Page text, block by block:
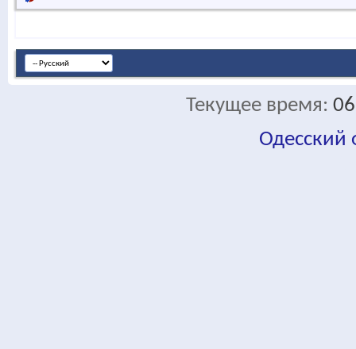
Текущее время:
Одесский